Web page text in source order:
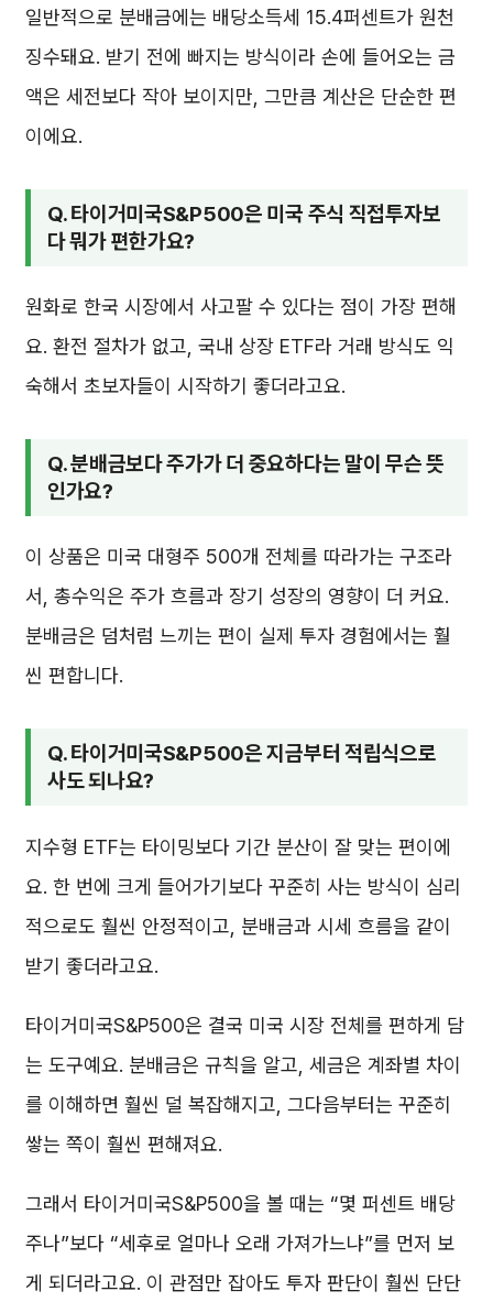
일반적으로 분배금에는 배당소득세 15.4퍼센트가 원천
징수돼요. 받기 전에 빠지는 방식이라 손에 들어오는 금
액은 세전보다 작아 보이지만, 그만큼 계산은 단순한 편
이에요.
Q. 타이거미국S&P500은 미국 주식 직접투자보
다 뭐가 편한가요?
원화로 한국 시장에서 사고팔 수 있다는 점이 가장 편해
요. 환전 절차가 없고, 국내 상장 ETF라 거래 방식도 익
숙해서 초보자들이 시작하기 좋더라고요.
Q. 분배금보다 주가가 더 중요하다는 말이 무슨 뜻
인가요?
이 상품은 미국 대형주 500개 전체를 따라가는 구조라
서, 총수익은 주가 흐름과 장기 성장의 영향이 더 커요.
분배금은 덤처럼 느끼는 편이 실제 투자 경험에서는 훨
씬 편합니다.
Q. 타이거미국S&P500은 지금부터 적립식으로
사도 되나요?
지수형 ETF는 타이밍보다 기간 분산이 잘 맞는 편이에
요. 한 번에 크게 들어가기보다 꾸준히 사는 방식이 심리
적으로도 훨씬 안정적이고, 분배금과 시세 흐름을 같이
받기 좋더라고요.
타이거미국S&P500은 결국 미국 시장 전체를 편하게 담
는 도구예요. 분배금은 규칙을 알고, 세금은 계좌별 차이
를 이해하면 훨씬 덜 복잡해지고, 그다음부터는 꾸준히
쌓는 쪽이 훨씬 편해져요.
그래서 타이거미국S&P500을 볼 때는 “몇 퍼센트 배당
주나”보다 “세후로 얼마나 오래 가져가느냐”를 먼저 보
게 되더라고요. 이 관점만 잡아도 투자 판단이 훨씬 단단